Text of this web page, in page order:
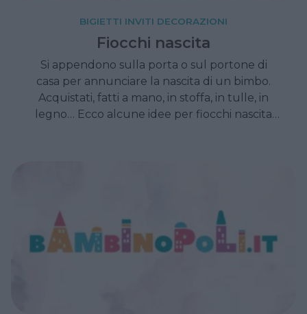
BIGIETTI INVITI DECORAZIONI
Fiocchi nascita
Si appendono sulla porta o sul portone di
casa per annunciare la nascita di un bimbo.
Acquistati, fatti a mano, in stoffa, in tulle, in
legno… Ecco alcune idee per fiocchi nascita